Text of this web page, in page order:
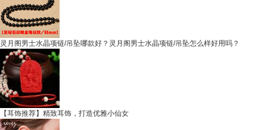
灵月阁男士水晶项链/吊坠哪款好？灵月阁男士水晶项链/吊坠怎么样好用吗？
【耳饰推荐】精致耳饰，打造优雅小仙女